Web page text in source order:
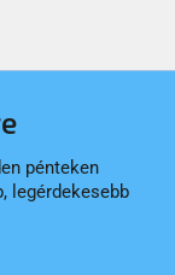
pénteken
legérdekesebb